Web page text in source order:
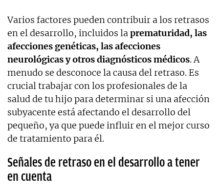
Varios factores pueden contribuir a los retrasos
en el desarrollo, incluidos laprematuridad, las
afecciones genéticas, las afecciones
neurológicas y otros diagnósticos médicos. A
menudo se desconoce la causa del retraso. Es
crucial trabajar con los profesionales de la
salud de tu hijo para determinar si una afección
subyacente está afectando el desarrollo del
pequeño, ya que puede influir en el mejor curso
de tratamiento para él.
Señales de retraso en el desarrollo a tener
en cuenta